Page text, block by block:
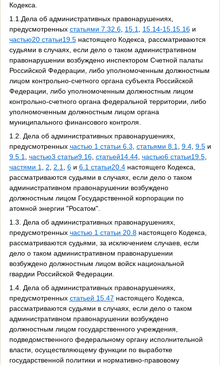
Кодекса.
1.1.Дела об административных правонарушениях,
предусмотренных статьями 7.32.6, 15.1 15.14-15.15.16и
частью20 статьи19.5настоящего Кодекса, рассматриваются
судьями в случаях, если дело о таком административном
правонарушении возбуждено инспектором Счетной палаты
Российской Федерации, либо уполномоченным должностным
лицом контрольно-счетного органа субъекта Российской
Федерации, либо уполномоченным должностным лицом
контрольно-счетного органа федеральной территории, либо
уполномоченным должностным лицом органа
муниципального финансового контроля.
1.2. Дела об административных правонарушениях,
предусмотренных частью 1 статьи 6.3 статьями 8.1 9.4, 9.5и
9.5.1
частью3 статьи9.16, статьей14.44, частью6 статьи19.5,
частями 1
2 2.1 6и 6.1 статьи20.4настоящего Кодекса,
рассматриваются судьями в случаях, если дело о таком
административном правонарушении возбуждено
должностным лицом Государственной корпорации по
атомной энергии "Росатом".
1.3. Дела об административных правонарушениях,
предусмотренных частью 1 статьи 20.8настоящего Кодекса,
рассматриваются судьями, за исключением случаев, если
дело о таком административном правонарушении
возбуждено должностным лицом войск национальной
гвардии Российской Федерации.
1.4. Дела об административных правонарушениях,
предусмотренных статьей 15.47 настоящего Кодекса,
рассматриваются судьями в случаях, если дело о таком
административном правонарушении возбуждено
должностным лицом государственного учреждения,
подведомственного федеральному органу исполнительной
власти, осуществляющему функции по выработке
государственной политики и нормативно-правовому